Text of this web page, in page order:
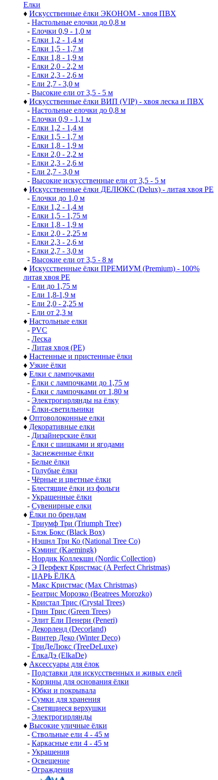
Елки
♦ Искусственные ёлки ЭКОНОМ - хвоя ПВХ
- Настольные елочки до 0,8 м
- Елочки 0,9 - 1,0 м
- Елки 1,2 - 1,4 м
- Елки 1,5 - 1,7 м
- Елки 1,8 - 1,9 м
- Елки 2,0 - 2,2 м
- Елки 2,3 - 2,6 м
- Ели 2,7 - 3,0 м
- Высокие ели от 3,5 - 5 м
♦ Искусственные ёлки ВИП (VIP) - хвоя леска и ПВХ
- Настольные елочки до 0,8 м
- Елочки 0,9 - 1,1 м
- Елки 1,2 - 1,4 м
- Елки 1,5 - 1,7 м
- Елки 1,8 - 1,9 м
- Елки 2,0 - 2,2 м
- Елки 2,3 - 2,6 м
- Ели 2,7 - 3,0 м
- Высокие искусственные ели от 3,5 - 5 м
♦ Искусственные ёлки ДЕЛЮКС (Delux) - литая хвоя РЕ
- Елочки до 1,0 м
- Елки 1,2 - 1,4 м
- Елки 1,5 - 1,75 м
- Елки 1,8 - 1,9 м
- Елки 2,0 - 2,25 м
- Елки 2,3 - 2,6 м
- Елки 2,7 - 3,0 м
- Высокие ели от 3,5 - 8 м
♦ Искусственные ёлки ПРЕМИУМ (Premium) - 100%
литая хвоя РЕ
- Ели до 1,75 м
- Ели 1,8-1,9 м
- Ели 2,0 - 2,25 м
- Ели от 2,3 м
♦ Настольные елки
- PVC
- Леска
- Литая хвоя (РЕ)
♦ Настенные и пристенные ёлки
♦ Узкие ёлки
♦ Елки с лампочками
- Ёлки с лампочками до 1,75 м
- Ёлки с лампочками от 1,80 м
- Электрогирлянды на ёлку
- Ёлки-светильники
♦ Оптоволоконные елки
♦ Декоративные елки
- Дизайнерские ёлки
- Ёлки с шишками и ягодами
- Заснеженные ёлки
- Белые ёлки
- Голубые ёлки
- Чёрные и цветные ёлки
- Блестящие ёлки из фольги
- Украшенные ёлки
- Сувенирные елки
♦ Ёлки по брендам
- Триумф Три (Triumph Tree)
- Блэк Бокс (Black Box)
- Нэшнл Три Ко (National Tree Co)
- Кэминг (Kaemingk)
- Нордик Коллекшн (Nordic Collection)
- Э Перфект Кристмас (A Perfect Christmas)
- ЦАРЬ ЁЛКА
- Макс Кристмас (Max Christmas)
- Беатрис Морозко (Beatrees Morozko)
- Кристал Трис (Crystal Trees)
- Грин Трис (Green Trees)
- Элит Ели Пенери (Peneri)
- Декорленд (Decorland)
- Винтер Деко (Winter Deco)
- ТриДеЛюкс (TreeDeLuxe)
- ЁлкаДэ (ElkaDe)
♦ Аксессуары для ёлок
- Подставки для искусственных и живых елей
- Корзины для основания ёлки
- Юбки и покрывала
- Сумки для хранения
- Светящиеся верхушки
- Электрогирлянды
♦ Высокие уличные ёлки
- Ствольные ели 4 - 45 м
- Каркасные ели 4 - 45 м
- Украшения
- Освещение
- Ограждения